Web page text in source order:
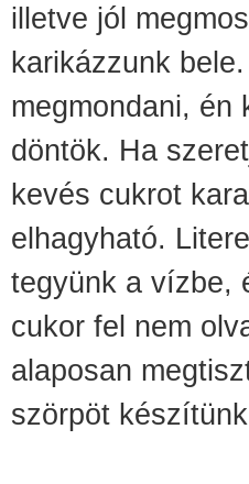
illetve jól
karikázzunk
megmondani, én
döntök. Ha
kevés cukrot
elhagyható.
tegyünk a vízbe,
cukor fel nem
alaposan
szörpöt